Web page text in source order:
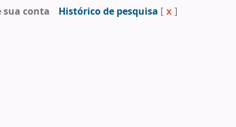
sua conta Histórico de pesquisa [ x ]